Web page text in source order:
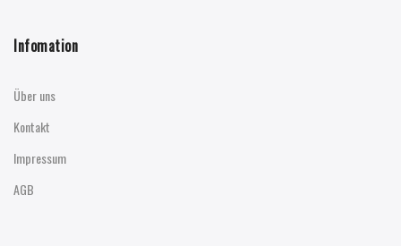
Infomation
Über uns
Kontakt
Impressum
AGB